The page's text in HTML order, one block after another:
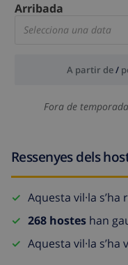
Arribada
Selecciona una data
A partir de/
Fora de
Ressenyes dels
Aquesta vil·la s’ha
268 hostes han
Aquesta vil·la s’ha